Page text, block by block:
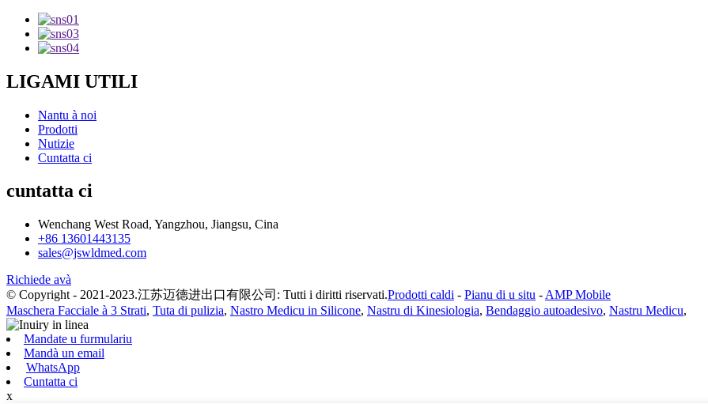
LIGAMI UTILI
Nantu à noi
Prodotti
Nutizie
Cuntatta ci
cuntatta ci
Wenchang West Road, Yangzhou, Jiangsu, Cina
+86 13601443135
sales@jswldmed.com
Richiede avà
© Copyright - 2021-2023.江苏迈德进出口有限公司: Tutti i diritti riservati.Prodotti caldi - Pianu di u situ - AMP Mobile
Maschera Facciale à 3 Strati, Tuta di pulizia, Nastro Medicu in Silicone, Nastru di Kinesiologia, Bendaggio autoadesivo, Nastru Medicu,
Mandate u furmulariu
Mandà un email
WhatsApp
Cuntatta ci
x